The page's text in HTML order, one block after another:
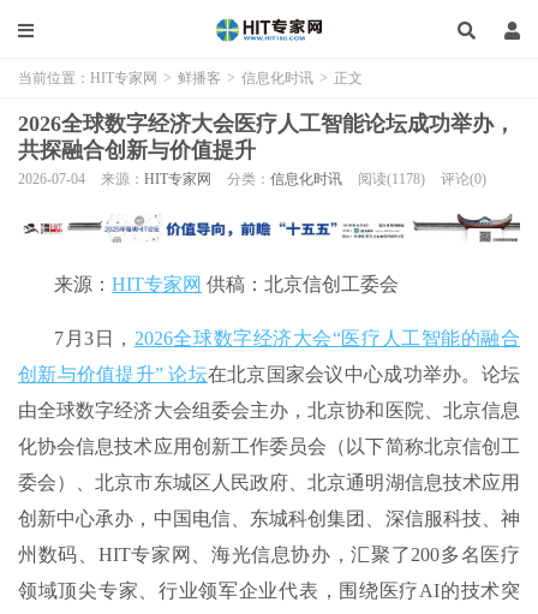
当前位置： HIT专家网 > 鲜播客 > 信息化时讯 > 正文
2026全球数字经济大会医疗人工智能论坛成功举办，
共探融合创新与价值提升
2026-07-04 来源： HIT专家网 分类： 信息化时讯 阅读(1178) 评论(0)
来源： HIT专家网 供稿：北京信创工委会
7月3日， 2026全球数字经济大会“医疗人工智能的融合
创新与价值提升” 论坛在北京国家会议中心成功举办。论坛
由全球数字经济大会组委会主办，北京协和医院、北京信息
化协会信息技术应用创新工作委员会（以下简称北京信创工
委会）、北京市东城区人民政府、北京通明湖信息技术应用
创新中心承办，中国电信、东城科创集团、深信服科技、神
州数码、HIT专家网、海光信息协办，汇聚了200多名医疗
领域顶尖专家、行业领军企业代表，围绕医疗AI的技术突